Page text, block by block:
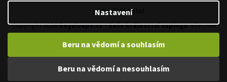
Nastavení
Beru na vědomí a nesouhlasím
Beru na vědomí a souhlasím
o
r
Vytvořil Shoptet
Copyright 2026Royalvape.cz - Vaše království vapingu. Všechna
práva vyhrazena.Upravit nastavení cookies